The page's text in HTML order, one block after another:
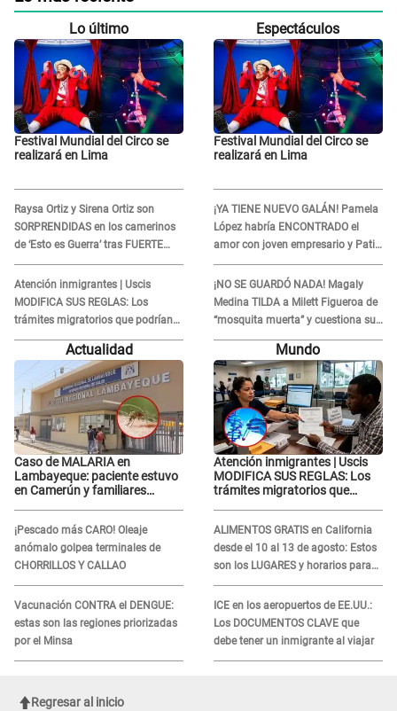
Lo último
Festival Mundial del Circo se
realizará en Lima
Raysa Ortiz y Sirena Ortiz son
SORPRENDIDAS en los camerinos
de ‘Esto es Guerra’ tras FUERTE
ENFRENTAMIENTO con Gabriel
Moisés: “Gracias”
Atención inmigrantes | Uscis
MODIFICA SUS REGLAS: Los
trámites migratorios que podrían
necesitar tu prueba de ADN
Espectáculos
Festival Mundial del Circo se
realizará en Lima
¡YA TIENE NUEVO GALÁN! Pamela
López habría ENCONTRADO el
amor con joven empresario y Pati
Lorena la ECHA en VIVO
¡NO SE GUARDÓ NADA! Magaly
Medina TILDA a Milett Figueroa de
“mosquita muerta” y cuestiona su
RECONCILIACIÓN con Marcelo
Tinelli en TV argentina
Actualidad
Caso de MALARIA en
Lambayeque: paciente estuvo
en Camerún y familiares
¡Pescado más CARO! Oleaje
anómalo golpea terminales de
CHORRILLOS Y CALLAO
Vacunación CONTRA el DENGUE:
estas son las regiones priorizadas
por el Minsa
Mundo
Atención inmigrantes | Uscis
MODIFICA SUS REGLAS: Los
trámites migratorios que
ALIMENTOS GRATIS en California
desde el 10 al 13 de agosto: Estos
son los LUGARES y horarios para
recibir la ayuda
ICE en los aeropuertos de EE.UU.:
Los DOCUMENTOS CLAVE que
debe tener un inmigrante al viajar
Regresar al inicio